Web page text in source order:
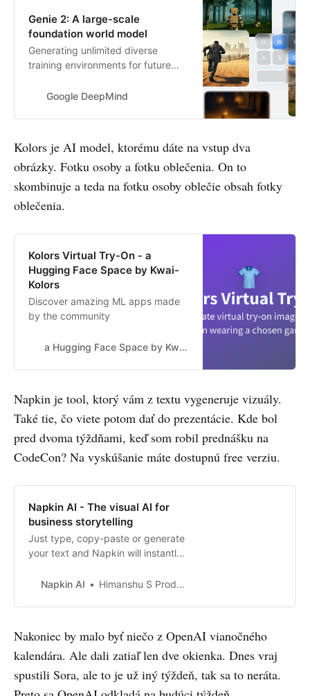
Genie 2: A large-scale
foundation world model
Generating unlimited diverse
training environments for future
Google DeepMind
Kolors je AI model, ktorému dáte na vstup dva
obrázky. Fotku osoby a fotku oblečenia. On to
skombinuje a teda na fotku osoby oblečie obsah fotky
oblečenia.
Kolors Virtual Try-On - a
Hugging Face Space by Kwai-
Kolors
Discover amazing ML apps made
by the community
a Hugging Face Space by Kwai-Kolors
Napkin je tool, ktorý vám z textu vygeneruje vizuály.
Také tie, čo viete potom dať do prezentácie. Kde bol
pred dvoma týždňami, keď som robil prednášku na
CodeCon? Na vyskúšanie máte dostupnú free verziu.
Napkin AI - The visual AI for
business storytelling
Just type, copy-paste or generate
your text and Napkin will instantly
Make your communication more
Napkin AI Himanshu S Product Marketing Lead
Nakoniec by malo byť niečo z OpenAI vianočného
kalendára. Ale dali zatiaľ len dve okienka. Dnes vraj
spustili Sora, ale to je už iný týždeň, tak sa to neráta.